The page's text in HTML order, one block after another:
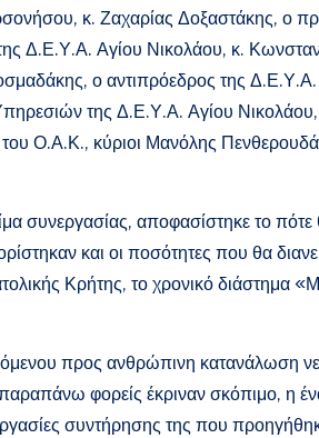
κ. Ζαχαρίας Δοξαστάκης, ο
Δ.Ε.Υ.Α. Αγίου Νικολάου, κ.
ο αντιπρόεδρος της
της Δ.Ε.Υ.Α. Αγίου
Ο.Α.Κ., κύριοι Μανόλης
συνεργασίας, αποφασίστηκε το πότε
και οι ποσότητες που θα
Κρήτης, το χρονικό διάστημα
προς ανθρώπινη κατανάλωση
φορείς έκριναν σκόπιμο, η
συντήρησης της που